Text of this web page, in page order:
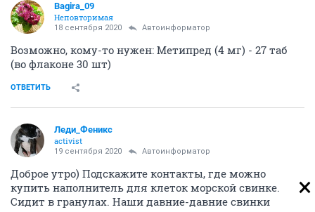
Bagira_09
Неповторимая
18 сентября 2020 Автоинформатор
Возможно, кому-то нужен: Метипред (4 мг) - 27 таб
(во флаконе 30 шт)
ОТВЕТИТЬ
Леди_Феникс
activist
19 сентября 2020 Автоинформатор
Доброе утро) Подскажите контакты, где можно
купить наполнитель для клеток морской свинке.
Сидит в гранулах. Наши давние-давние свинки